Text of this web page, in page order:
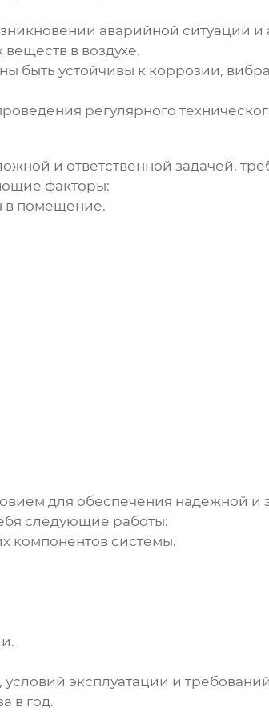
аварийной ситуации и
в воздухе.
быть устойчивы к коррозии,
регулярного
и ответственной задачей,
факторы:
в помещение.
для обеспечения надежной и
следующие работы:
компонентов системы.
эксплуатации и
в год.